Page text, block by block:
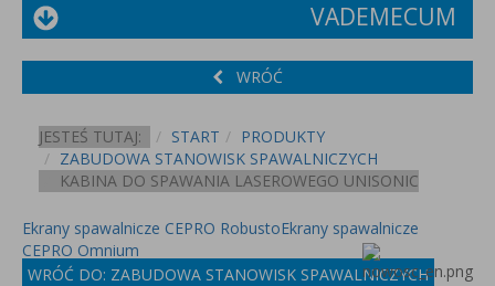
VADEMECUM
WRÓĆ
JESTEŚ TUTAJ: START
PRODUKTY
ZABUDOWA STANOWISK SPAWALNICZYCH
KABINA DO SPAWANIA LASEROWEGO UNISONIC
Ekrany spawalnicze CEPRO RobustoEkrany spawalnicze
CEPRO Omnium
WRÓĆ DO: ZABUDOWA STANOWISK SPAWALNICZYCH